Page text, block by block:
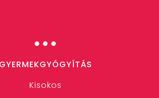
…
GYERMEKGYÓGYÍTÁS
Kisokos